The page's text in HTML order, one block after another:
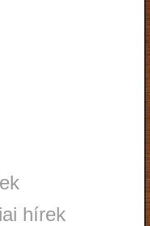
hírek